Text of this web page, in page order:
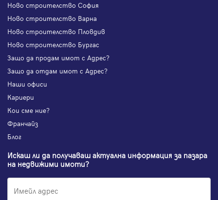
Ново строителство София
Ново строителство Варна
Ново строителство Пловдив
Ново строителство Бургас
Защо да продам имот с Адрес?
Защо да отдам имот с Адрес?
Наши офиси
Кариери
Кои сме ние?
Франчайз
Блог
Искаш ли да получаваш актуална информация за пазара
на недвижими имоти?